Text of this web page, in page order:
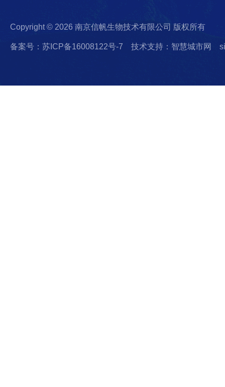
Copyright © 2026 南京信帆生物技术有限公司 版权所有
备案号：苏ICP备16008122号-7 技术支持：智慧城市网